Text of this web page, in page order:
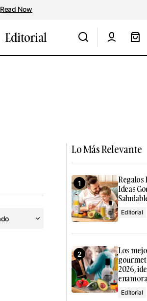
Read Now
Editorial
Lo Más Relevante
Regalos
Ideas
Editorial
Los
2026,
Editorial